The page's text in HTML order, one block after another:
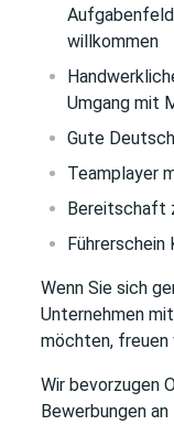
willkommen
Umgang mit
Gute
Teamplayer
Bereitschaft
Führerschein
Wenn Sie sich
Unternehmen
möchten, freuen
Wir bevorzugen
Bewerbungen